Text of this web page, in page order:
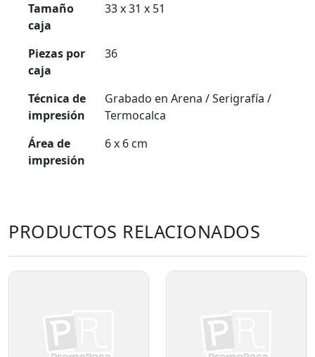
Tamaño
caja
33 x 31 x 51
Piezas por
caja
36
Técnica de
impresión
Grabado en Arena / Serigrafía /
Termocalca
Área de
impresión
6 x 6 cm
PRODUCTOS RELACIONADOS